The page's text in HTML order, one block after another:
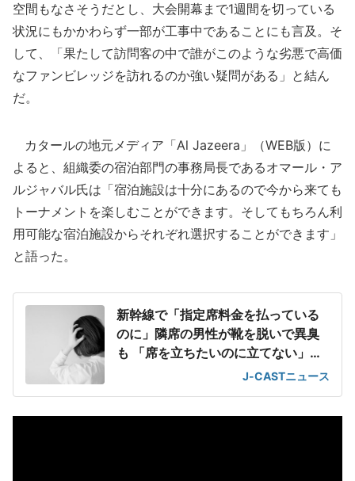
空間もなさそうだとし、大会開幕まで1週間を切っている
状況にもかかわらず一部が工事中であることにも言及。そ
して、「果たして訪問客の中で誰がこのような劣悪で高価
なファンビレッジを訪れるのか強い疑問がある」と結ん
だ。
カタールの地元メディア「Al Jazeera」（WEB版）に
よると、組織委の宿泊部門の事務局長であるオマール・ア
ルジャバル氏は「宿泊施設は十分にあるので今から来ても
トーナメントを楽しむことができます。そしてもちろん利
用可能な宿泊施設からそれぞれ選択することができます」
と語った。
新幹線で「指定席料金を払っている
のに」隣席の男性が靴を脱いで異臭
も 「席を立ちたいのに立てない」息
J-CASTニュース